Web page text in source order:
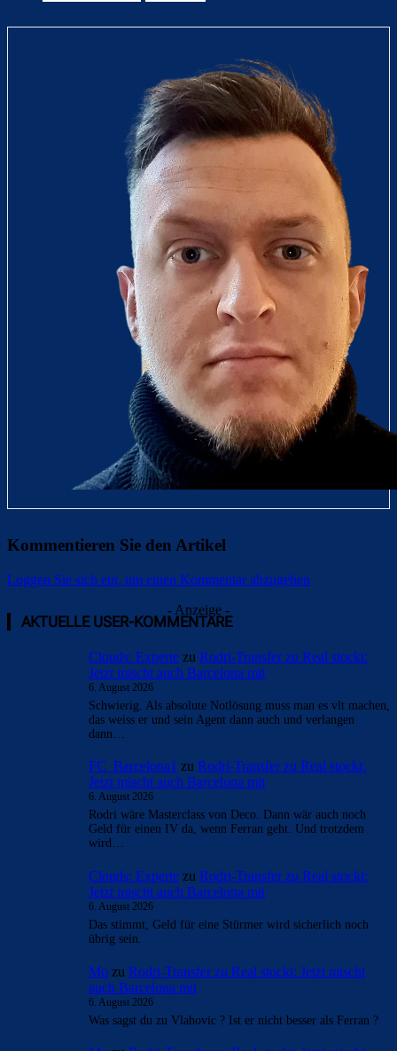
Kommentieren Sie den Artikel
Loggen Sie sich ein, um einen Kommentar abzugeben
Überspringen
Überspringen
Clouds: Expertezu
Jetzt mischt auch Barcelona mit
6. August 2026